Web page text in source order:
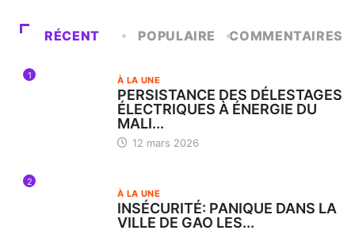
RÉCENT POPULAIRE COMMENTAIRES
1 À LA UNE
PERSISTANCE DES DÉLESTAGES
ÉLECTRIQUES À ÉNERGIE DU
MALI...
12 mars 2026
2
À LA UNE
INSÉCURITÉ: PANIQUE DANS LA
VILLE DE GAO LES...